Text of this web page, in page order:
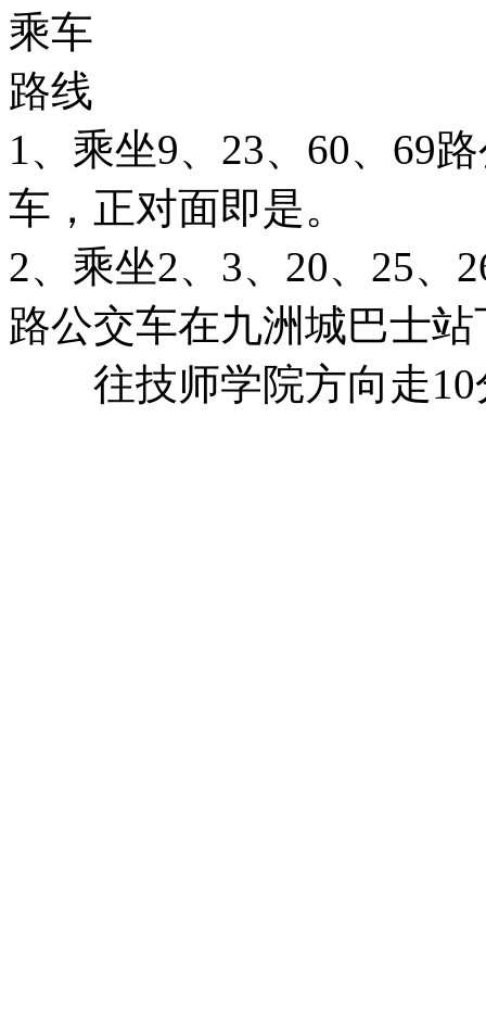
乘车
路线
1、乘坐9、23、60、69
车，正对面即是。
2、乘坐2、3、20、25、
路公交车在九洲城巴士站
往技师学院方向走10